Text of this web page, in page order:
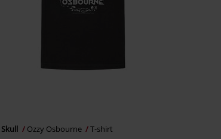
Ozzy Osbourne T-shirt